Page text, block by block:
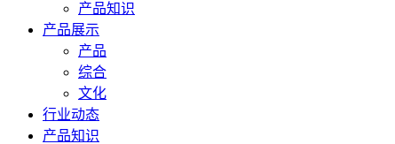
产品知识
产品展示
产品
综合
文化
行业动态
产品知识